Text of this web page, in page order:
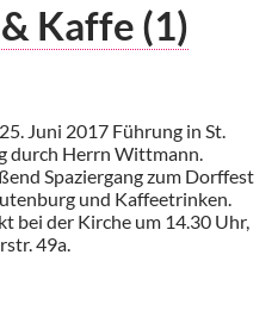
Kaffe (1)
Juni 2017 Führung in St.
durch Herrn Wittmann.
Spaziergang zum Dorffest
und Kaffeetrinken.
bei der Kirche um 14.30 Uhr,
49a.